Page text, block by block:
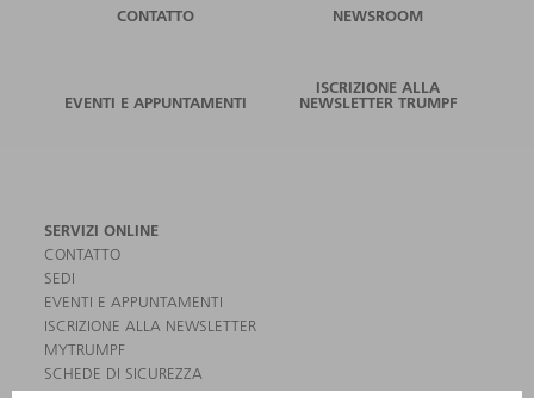
CONTATTO NEWSROOM
EVENTI E APPUNTAMENTI
ISCRIZIONE ALLA
NEWSLETTER TRUMPF
SERVIZI ONLINE
CONTATTO
SEDI
EVENTI E APPUNTAMENTI
ISCRIZIONE ALLA NEWSLETTER
MYTRUMPF
SCHEDE DI SICUREZZA